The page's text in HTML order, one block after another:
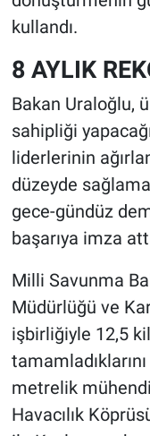
kullandı.
8 AYLIK
Bakan Uraloğlu,
sahipliği
liderlerinin
düzeyde
gece-gündüz
başarıya imza
Milli Savunma
Müdürlüğü ve
işbirliğiyle 12,5
metrelik
Havacılık